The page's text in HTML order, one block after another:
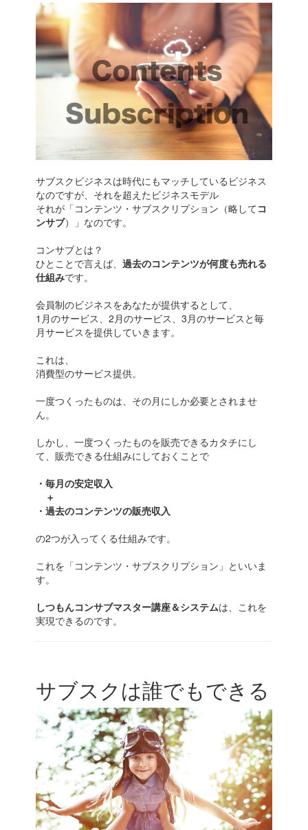
サブスクビジネスは時代にもマッチしているビジネス
なのですが、それを超えたビジネスモデル
それが「コンテンツ・サブスクリプション（略してコ
ンサブ）」なのです。
コンサブとは？
ひとことで言えば、過去のコンテンツが何度も売れる
仕組みです。
会員制のビジネスをあなたが提供するとして、
1月のサービス、2月のサービス、3月のサービスと毎
月サービスを提供していきます。
これは、
消費型のサービス提供。
一度つくったものは、その月にしか必要とされませ
ん。
しかし、一度つくったものを販売できるカタチにし
て、販売できる仕組みにしておくことで
・毎月の安定収入
＋
・過去のコンテンツの販売収入
の2つが入ってくる仕組みです。
これを「コンテンツ・サブスクリプション」といいま
す。
しつもんコンサブマスター講座＆システムは、これを
実現できるのです。
サブスクは誰でもできる